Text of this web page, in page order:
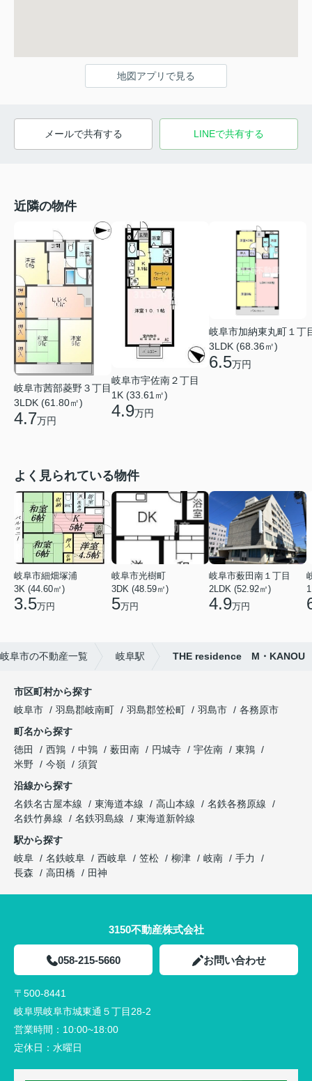
地図アプリで見る
メールで共有する LINEで共有する
近隣の物件
岐阜市茜部菱野３丁目
3LDK (61.80㎡)
4.7万円
岐阜市宇佐南２丁目
1K (33.61㎡)
4.9万円
岐阜市加納東丸町１丁
3LDK (68.36㎡)
6.5万円
よく見られている物件
岐阜市細畑塚浦
3K (44.60㎡)
3.5万円
岐阜市光樹町
3DK (48.59㎡)
5万円
岐阜市薮田南１丁目
2LDK (52.92㎡)
4.9万円
岐阜市の不動産一覧 岐阜駅 THE residence M・KANOU
市区町村から探す
岐阜市
羽島郡岐南町 羽島郡笠松町 羽島市
各務原市
町名から探す
徳田
西鶉 中鶉 薮田南 円城寺 宇佐南
東鶉
米野
今嶺
須賀
沿線から探す
名鉄名古屋本線
東海道本線 高山本線
名鉄各務原線
名鉄竹鼻線
名鉄羽島線
東海道新幹線
駅から探す
岐阜
名鉄岐阜 西岐阜 笠松 柳津 岐南
手力
長森
高田橋 田神
3150不動産株式会社
058-215-5660 お問い合わせ
〒500-8441
岐阜県岐阜市城東通５丁目28-2
営業時間： 10:00~18:00
定休日： 水曜日